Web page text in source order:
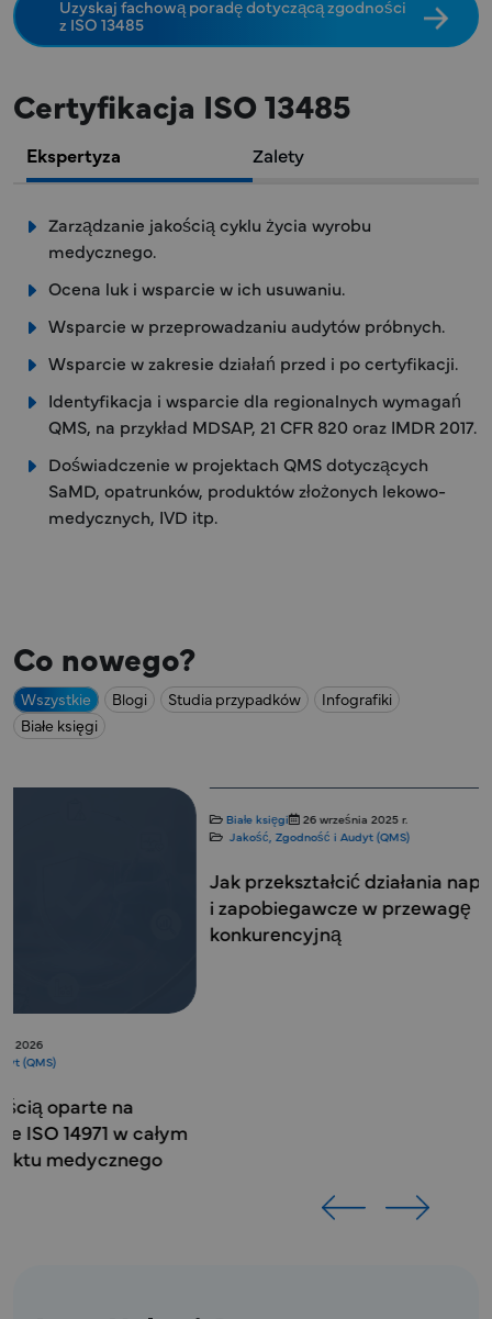
Uzyskaj fachową poradę dotyczącą zgodności
z ISO 13485
Certyfikacja ISO 13485
Ekspertyza Zalety
Zarządzanie jakością cyklu życia wyrobu
medycznego.
Ocena luk i wsparcie w ich usuwaniu.
Wsparcie w przeprowadzaniu audytów próbnych.
Wsparcie w zakresie działań przed i po certyfikacji.
Identyfikacja i wsparcie dla regionalnych wymagań
QMS, na przykład MDSAP, 21 CFR 820 oraz IMDR 2017.
Doświadczenie w projektach QMS dotyczących
SaMD, opatrunków, produktów złożonych lekowo-
medycznych, IVD itp.
Co nowego?
Wszystkie Blogi Studia przypadków
Infografiki
Białe księgi
Białe księgi
Jakość, Zgodność i Audyt (QMS)
Jak przekształcić działania naprawcze
i zapobiegawcze w przewagę
konkurencyjną
Blogi
Jakość, Zgodność
Zarządzanie
zakresie